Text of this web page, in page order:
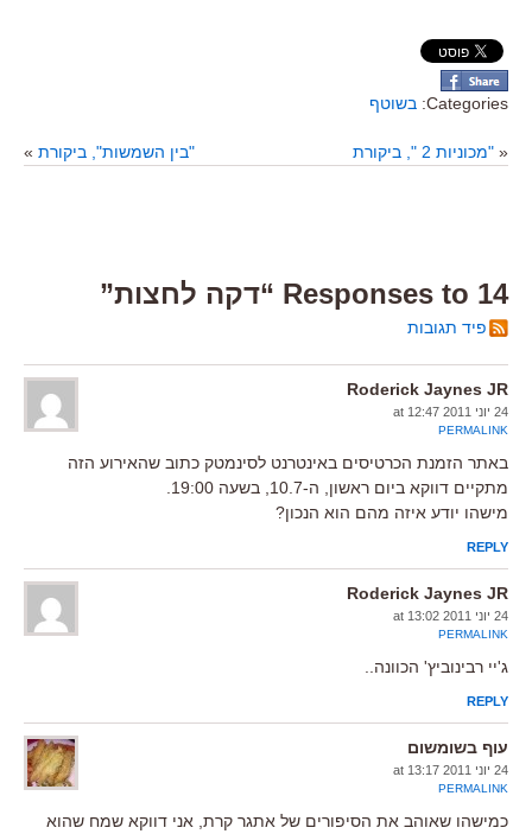
Categories: בשוטף
« "מכוניות 2 ", ביקורת "בין השמשות", ביקורת »
14 Responses to “דקה לחצות”
פיד תגובות
Roderick Jaynes JR
24 יוני 2011 at 12:47
PERMALINK
באתר הזמנת הכרטיסים באינטרנט לסינמטק כתוב שהאירוע הזה
מתקיים דווקא ביום ראשון, ה-10.7, בשעה 19:00.
מישהו יודע איזה מהם הוא הנכון?
REPLY
Roderick Jaynes JR
24 יוני 2011 at 13:02
PERMALINK
ג'יי רבינוביץ' הכוונה..
REPLY
עוף בשומשום
24 יוני 2011 at 13:17
PERMALINK
כמישהו שאוהב את הסיפורים של אתגר קרת, אני דווקא שמח שהוא